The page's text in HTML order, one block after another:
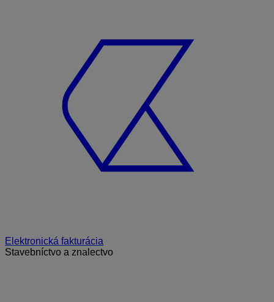
Elektronická fakturácia
Stavebníctvo a znalectvo